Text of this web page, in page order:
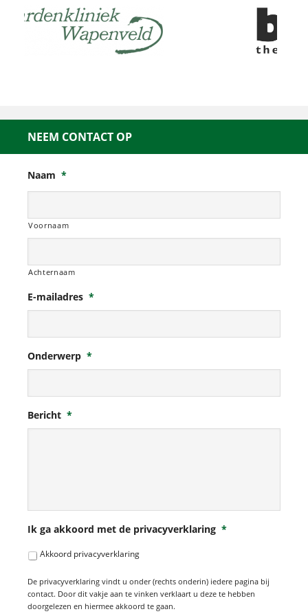
NEEM CONTACT OP
Naam *
Voornaam
Achternaam
E-mailadres *
Onderwerp *
Bericht *
Ik ga akkoord met de privacyverklaring *
Akkoord privacyverklaring
De privacyverklaring vindt u onder (rechts onderin) iedere pagina bij
contact. Door dit vakje aan te vinken verklaart u deze te hebben
doorgelezen en hiermee akkoord te gaan.